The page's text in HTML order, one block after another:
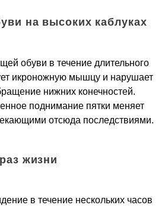
на высоких каблуках
обуви в течение длительного
икроножную мышцу и нарушает
нижних конечностей.
поднимание пятки меняет
отсюда последствиями.
жизни
в течение нескольких часов